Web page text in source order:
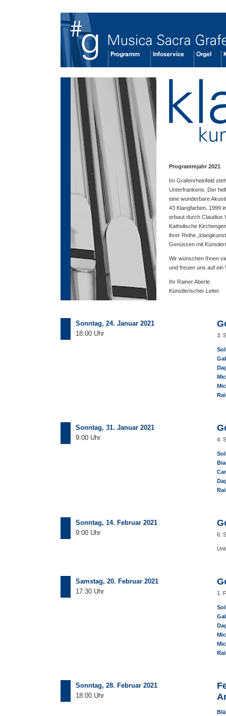
Programmjahr 2021
Im Grafenrheinfeld
Unterfrankens. Der
eine wunderbare
43 Klangfarben, 1999
erbaut durch Claudius
Katholische
ihrer Reihe
Genüssen mit
Wir wünschen Ihnen
und freuen uns auf ein
Ihr Rainer Aberle
Künstlerischer Leiter
Sonntag, 24. Januar 2021
18:00 Uhr
3.
Sonntag, 31. Januar 2021
9:00 Uhr
4.
Sonntag, 14. Februar 2021
9:00 Uhr
6.
Samstag, 20. Februar 2021
17:30 Uhr
1.
Sonntag, 28. Februar 2021
18:00 Uhr